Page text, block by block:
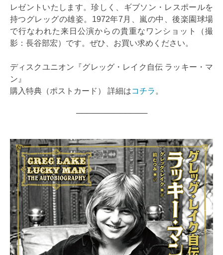
レゼントいたします。珍しく、ギブソン・レスポールを
持つグレッグの雄姿。1972年7月、嵐の中、後楽園球場
で行なわれた来日公演からの貴重なワンショット（撮
影：長谷部宏）です。ぜひ、お買い求めください。
ディスクユニオン『グレッグ・レイク自伝 ラッキー・マ
ン』
購入特典（ポストカード） 詳細はコチラ 。
─────────────